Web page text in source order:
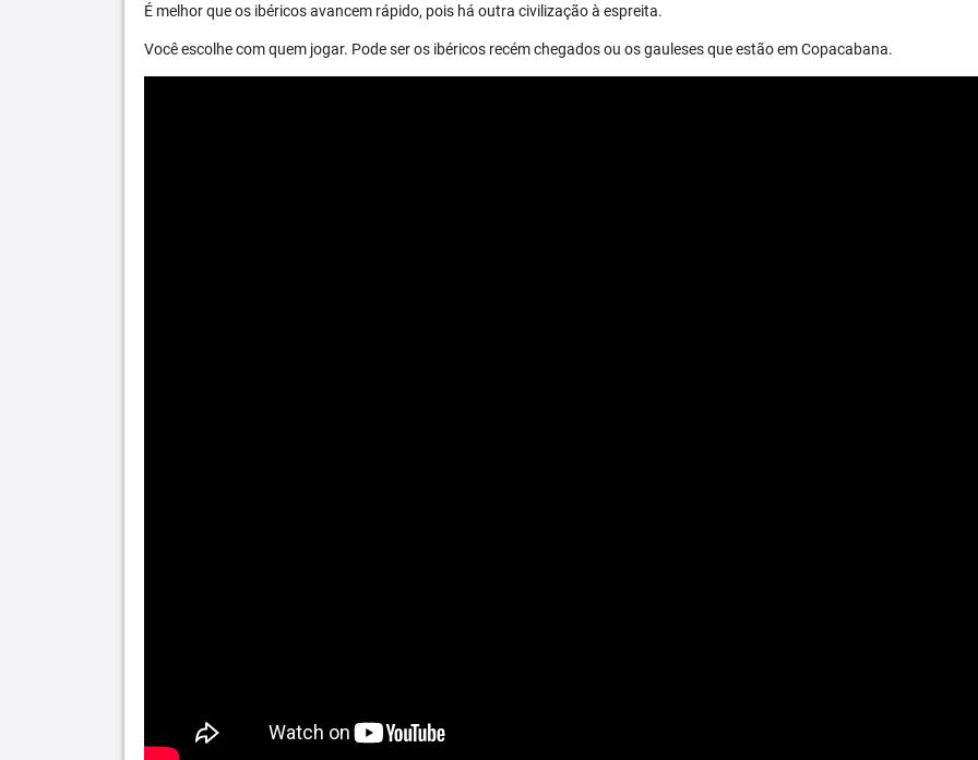
É melhor que os ibéricos avancem rápido, pois há outra civilização à espreita.
Você escolhe com quem jogar. Pode ser os ibéricos recém chegados ou os gauleses que estão em Copacabana.